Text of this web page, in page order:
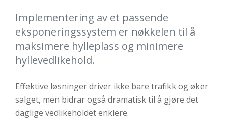
Implementering av et passende
eksponeringssystem er nøkkelen til å
maksimere hylleplass og minimere
hyllevedlikehold.
Effektive løsninger driver ikke bare trafikk og øker
salget, men bidrar også dramatisk til å gjøre det
daglige vedlikeholdet enklere.